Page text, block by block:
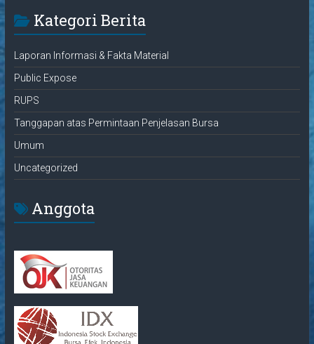
Kategori Berita
Laporan Informasi & Fakta Material
Public Expose
RUPS
Tanggapan atas Permintaan Penjelasan Bursa
Umum
Uncategorized
Anggota